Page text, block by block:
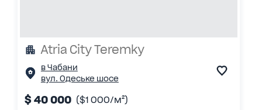
Atria City Teremky
в Чабани
вул. Одеське шосе
$ 40 000 ($1 000/м²)